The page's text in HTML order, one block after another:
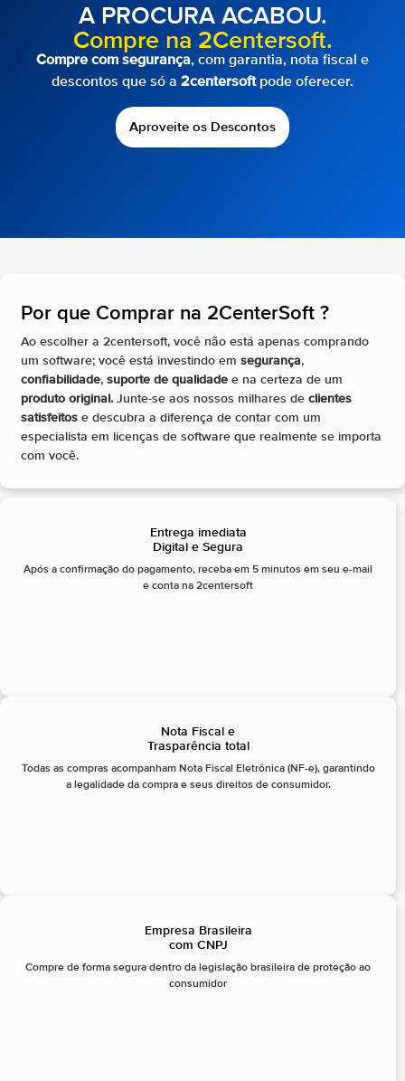
A PROCURA ACABOU.
Compre na 2Centersoft.
Compre com segurança, com garantia, nota fiscal e
descontos que só a 2centersoftpode oferecer.
Aproveite os Descontos
Por que Comprar na 2CenterSoft ?​
Ao escolher a 2centersoft, você não está apenas comprando
um software; você está investindo em segurança,
confiabilidade, suporte de qualidade e na certeza de um
produto original.Junte-se aos nossos milhares de clientes
satisfeitos e descubra a diferença de contar com um
especialista em licenças de software que realmente se importa
com você.
Entrega imediata
Digital e Segura
Após a confirmação do pagamento, receba em 5 minutos em seu e-mail
e conta na 2centersoft
Nota Fiscal e
Trasparência total
Todas as compras acompanham Nota Fiscal Eletrônica (NF-e), garantindo
a legalidade da compra e seus direitos de consumidor.
Empresa Brasileira
com CNPJ
Compre de forma segura dentro da legislação brasileira de proteção ao
consumidor